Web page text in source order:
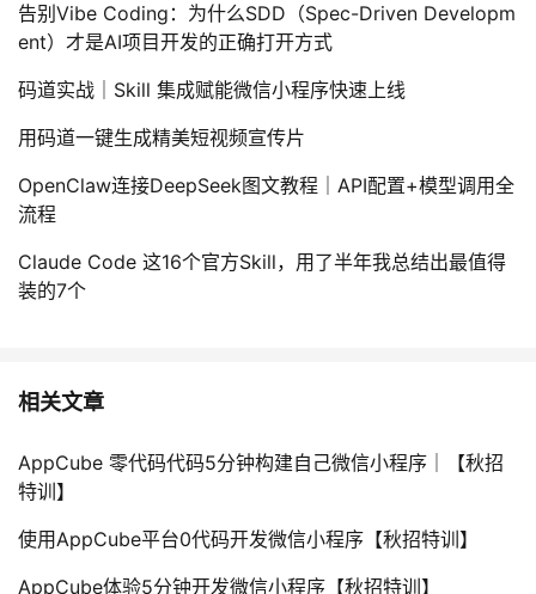
告别Vibe Coding：为什么SDD（Spec-Driven Developm
ent）才是AI项目开发的正确打开方式
码道实战｜Skill 集成赋能微信小程序快速上线
用码道一键生成精美短视频宣传片
OpenClaw连接DeepSeek图文教程｜API配置+模型调用全
流程
Claude Code 这16个官方Skill，用了半年我总结出最值得
装的7个
相关文章
AppCube 零代码代码5分钟构建自己微信小程序｜【秋招
特训】
使用AppCube平台0代码开发微信小程序【秋招特训】
AppCube体验5分钟开发微信小程序【秋招特训】